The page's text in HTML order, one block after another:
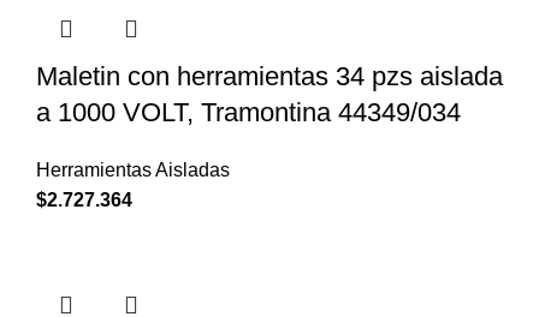
Maletin con herramientas 34 pzs aislada
a 1000 VOLT, Tramontina 44349/034
Herramientas Aisladas
$2.727.364